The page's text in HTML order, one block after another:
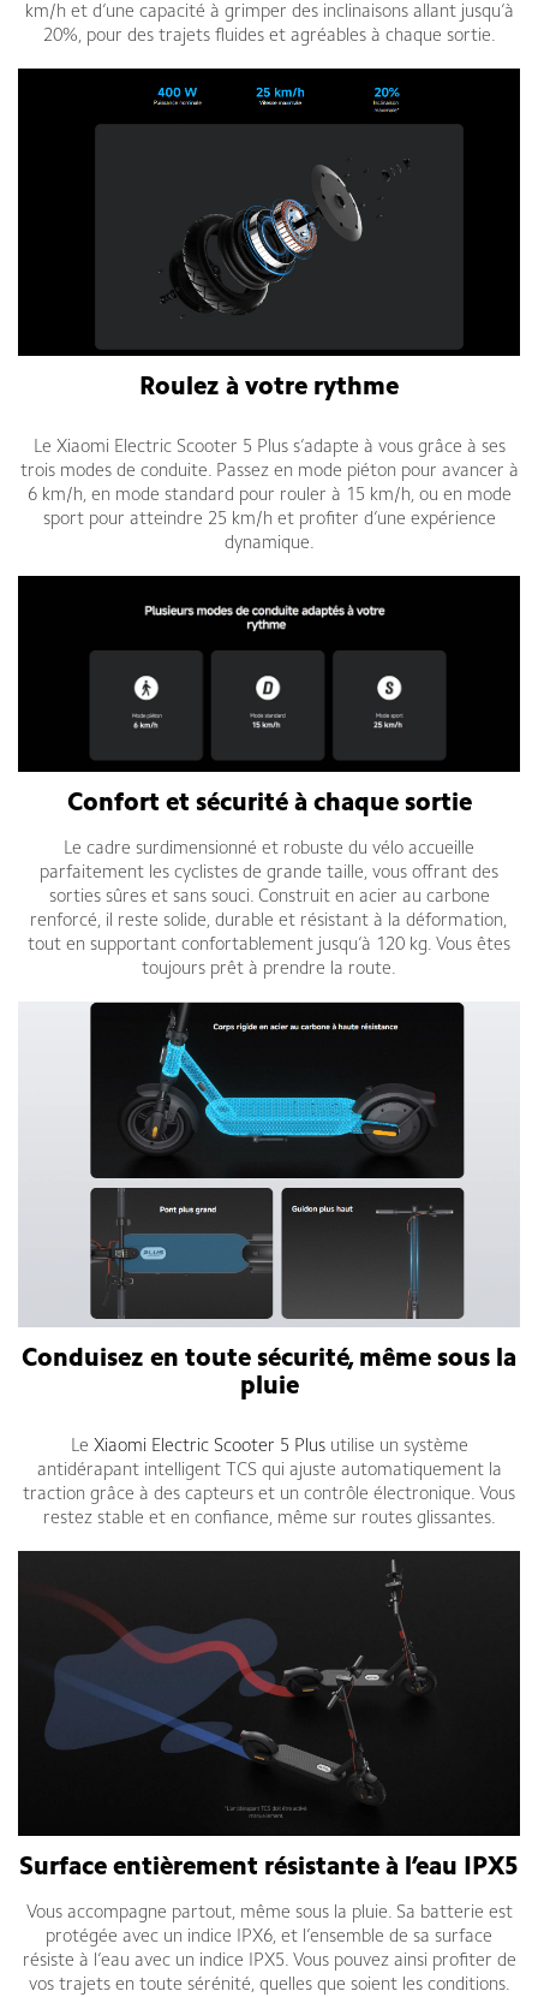
km/h et d’une capacité à grimper des inclinaisons allant jusqu’à
20%, pour des trajets fluides et agréables à chaque sortie.
Roulez à votre rythme
Le Xiaomi Electric Scooter 5 Plus s’adapte à vous grâce à ses
trois modes de conduite. Passez en mode piéton pour avancer à
6 km/h, en mode standard pour rouler à 15 km/h, ou en mode
sport pour atteindre 25 km/h et profiter d’une expérience
dynamique.
Confort et sécurité à chaque sortie
Le cadre surdimensionné et robuste du vélo accueille
parfaitement les cyclistes de grande taille, vous offrant des
sorties sûres et sans souci. Construit en acier au carbone
renforcé, il reste solide, durable et résistant à la déformation,
tout en supportant confortablement jusqu’à 120 kg. Vous êtes
toujours prêt à prendre la route.
Conduisez en toute sécurité, même sous la
pluie
Le Xiaomi Electric Scooter 5 Plusutilise un système
antidérapant intelligent TCS qui ajuste automatiquement la
traction grâce à des capteurs et un contrôle électronique. Vous
restez stable et en confiance, même sur routes glissantes.
Surface entièrement résistante à l’eau IPX5
Vous accompagne partout, même sous la pluie. Sa batterie est
protégée avec un indice IPX6, et l’ensemble de sa surface
résiste à l’eau avec un indice IPX5. Vous pouvez ainsi profiter de
vos trajets en toute sérénité, quelles que soient les conditions.